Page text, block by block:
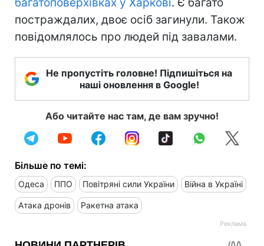
постраждалих, двоє осіб загинули. Також
повідомлялось про людей під завалами.
Не пропустіть головне! Підпишіться на
наші оновлення в Google!
Або читайте нас там, де вам зручно!
Більше по темі:
Одеса ППО Повітряні сили України Війна в Україні
Атака дронів Ракетна атака